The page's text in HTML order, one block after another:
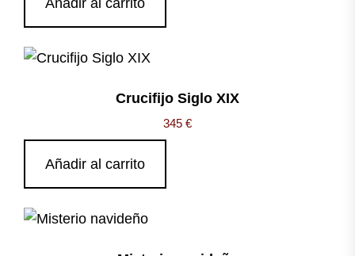
Añadir al carrito
Crucifijo Siglo XIX
345 €
Añadir al carrito